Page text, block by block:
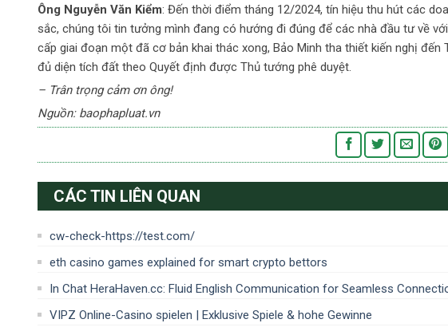
Ông Nguyễn Văn Kiểm: Đến thời điểm tháng 12/2024, tín hiệu thu hút các
sắc, chúng tôi tin tưởng mình đang có hướng đi đúng để các nhà đầu tư về
cấp giai đoạn một đã cơ bản khai thác xong, Bảo Minh tha thiết kiến nghị
đủ diện tích đất theo Quyết định được Thủ tướng phê duyệt.
– Trân trọng cảm ơn ông!
Nguồn: baophapluat.vn
CÁC TIN LIÊN QUAN
cw-check-https://test.com/
eth casino games explained for smart crypto bettors
In Chat HeraHaven.cc: Fluid English Communication for Seamless
VIPZ Online-Casino spielen | Exklusive Spiele & hohe Gewinne